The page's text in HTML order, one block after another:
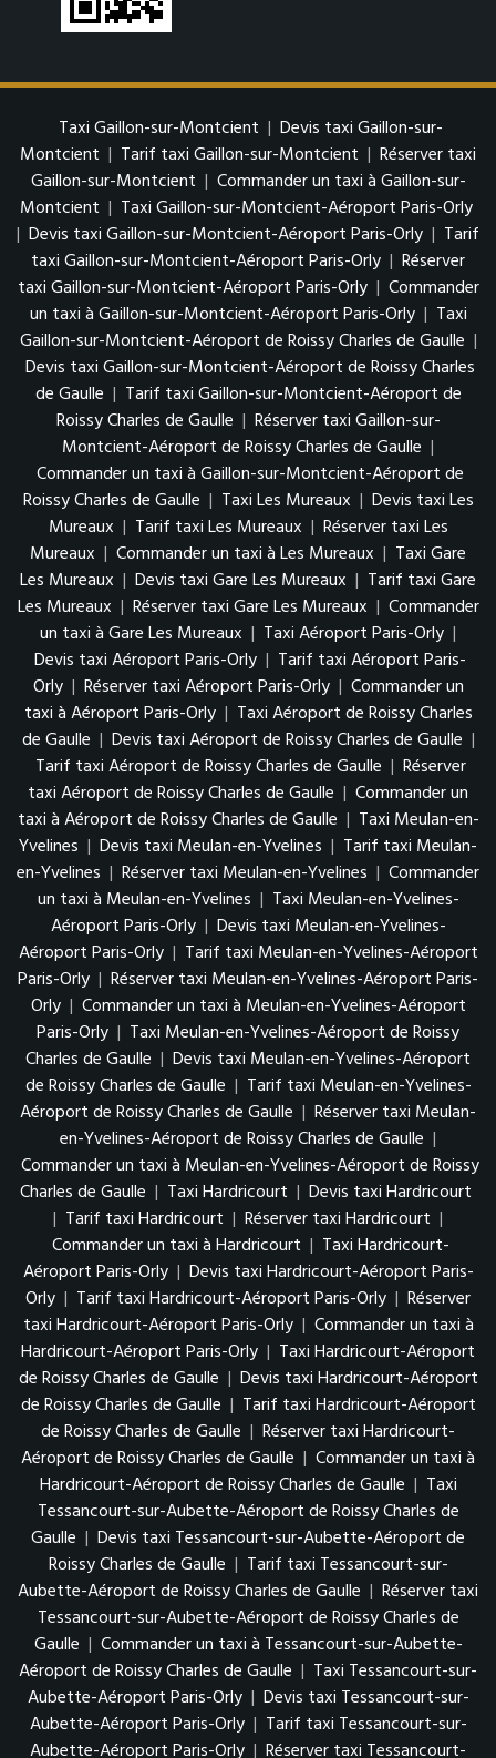
Taxi Gaillon-sur-Montcient | Devis taxi Gaillon-sur-
Montcient | Tarif taxi Gaillon-sur-Montcient | Réserver taxi
Gaillon-sur-Montcient | Commander un taxi à Gaillon-sur-
Montcient | Taxi Gaillon-sur-Montcient-Aéroport Paris-Orly
| Devis taxi Gaillon-sur-Montcient-Aéroport Paris-Orly | Tarif
taxi Gaillon-sur-Montcient-Aéroport Paris-Orly | Réserver
taxi Gaillon-sur-Montcient-Aéroport Paris-Orly | Commander
un taxi à Gaillon-sur-Montcient-Aéroport Paris-Orly | Taxi
Gaillon-sur-Montcient-Aéroport de Roissy Charles de Gaulle |
Devis taxi Gaillon-sur-Montcient-Aéroport de Roissy Charles
de Gaulle | Tarif taxi Gaillon-sur-Montcient-Aéroport de
Roissy Charles de Gaulle | Réserver taxi Gaillon-sur-
Montcient-Aéroport de Roissy Charles de Gaulle |
Commander un taxi à Gaillon-sur-Montcient-Aéroport de
Roissy Charles de Gaulle | Taxi Les Mureaux | Devis taxi Les
Mureaux | Tarif taxi Les Mureaux | Réserver taxi Les
Mureaux | Commander un taxi à Les Mureaux | Taxi Gare
Les Mureaux | Devis taxi Gare Les Mureaux | Tarif taxi Gare
Les Mureaux | Réserver taxi Gare Les Mureaux | Commander
un taxi à Gare Les Mureaux | Taxi Aéroport Paris-Orly |
Devis taxi Aéroport Paris-Orly | Tarif taxi Aéroport Paris-
Orly | Réserver taxi Aéroport Paris-Orly | Commander un
taxi à Aéroport Paris-Orly | Taxi Aéroport de Roissy Charles
de Gaulle | Devis taxi Aéroport de Roissy Charles de Gaulle |
Tarif taxi Aéroport de Roissy Charles de Gaulle | Réserver
taxi Aéroport de Roissy Charles de Gaulle | Commander un
taxi à Aéroport de Roissy Charles de Gaulle | Taxi Meulan-en-
Yvelines | Devis taxi Meulan-en-Yvelines | Tarif taxi Meulan-
en-Yvelines | Réserver taxi Meulan-en-Yvelines | Commander
un taxi à Meulan-en-Yvelines | Taxi Meulan-en-Yvelines-
Aéroport Paris-Orly | Devis taxi Meulan-en-Yvelines-
Aéroport Paris-Orly | Tarif taxi Meulan-en-Yvelines-Aéroport
Paris-Orly | Réserver taxi Meulan-en-Yvelines-Aéroport Paris-
Orly | Commander un taxi à Meulan-en-Yvelines-Aéroport
Paris-Orly | Taxi Meulan-en-Yvelines-Aéroport de Roissy
Charles de Gaulle | Devis taxi Meulan-en-Yvelines-Aéroport
de Roissy Charles de Gaulle | Tarif taxi Meulan-en-Yvelines-
Aéroport de Roissy Charles de Gaulle | Réserver taxi Meulan-
en-Yvelines-Aéroport de Roissy Charles de Gaulle |
Commander un taxi à Meulan-en-Yvelines-Aéroport de Roissy
Charles de Gaulle | Taxi Hardricourt | Devis taxi Hardricourt
| Tarif taxi Hardricourt | Réserver taxi Hardricourt |
Commander un taxi à Hardricourt | Taxi Hardricourt-
Aéroport Paris-Orly | Devis taxi Hardricourt-Aéroport Paris-
Orly | Tarif taxi Hardricourt-Aéroport Paris-Orly | Réserver
taxi Hardricourt-Aéroport Paris-Orly | Commander un taxi à
Hardricourt-Aéroport Paris-Orly | Taxi Hardricourt-Aéroport
de Roissy Charles de Gaulle | Devis taxi Hardricourt-Aéroport
de Roissy Charles de Gaulle | Tarif taxi Hardricourt-Aéroport
de Roissy Charles de Gaulle | Réserver taxi Hardricourt-
Aéroport de Roissy Charles de Gaulle | Commander un taxi à
Hardricourt-Aéroport de Roissy Charles de Gaulle | Taxi
Tessancourt-sur-Aubette-Aéroport de Roissy Charles de
Gaulle | Devis taxi Tessancourt-sur-Aubette-Aéroport de
Roissy Charles de Gaulle | Tarif taxi Tessancourt-sur-
Aubette-Aéroport de Roissy Charles de Gaulle | Réserver taxi
Tessancourt-sur-Aubette-Aéroport de Roissy Charles de
Gaulle | Commander un taxi à Tessancourt-sur-Aubette-
Aéroport de Roissy Charles de Gaulle | Taxi Tessancourt-sur-
Aubette-Aéroport Paris-Orly | Devis taxi Tessancourt-sur-
Aubette-Aéroport Paris-Orly | Tarif taxi Tessancourt-sur-
Aubette-Aéroport Paris-Orly | Réserver taxi Tessancourt-